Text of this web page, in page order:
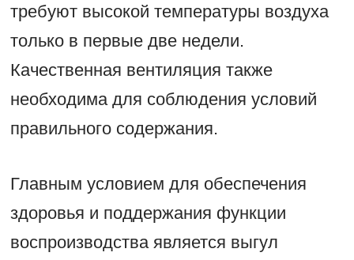
требуют высокой температуры воздуха
только в первые две недели.
Качественная вентиляция также
необходима для соблюдения условий
правильного содержания.
Главным условием для обеспечения
здоровья и поддержания функции
воспроизводства является выгул